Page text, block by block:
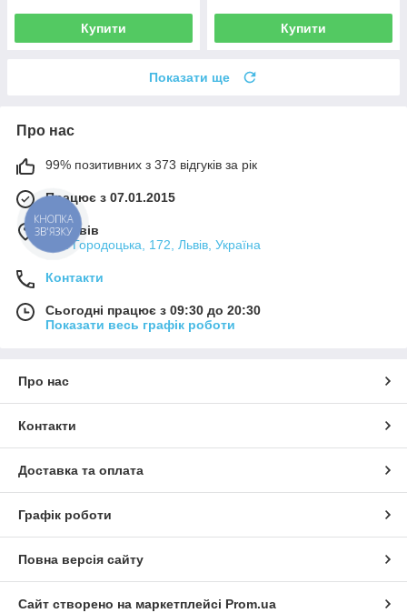
Купити Купити
Показати ще
Про нас
99% позитивних з 373 відгуків за рік
Працює з 07.01.2015
м. Львів
вул. Городоцька, 172, Львів, Україна
Контакти
Сьогодні працює з 09:30 до 20:30
Показати весь графік роботи
Про нас
Контакти
Доставка та оплата
Графік роботи
Повна версія сайту
Сайт створено на маркетплейсі Prom.ua
КНОПКА
ЗВ'ЯЗКУ